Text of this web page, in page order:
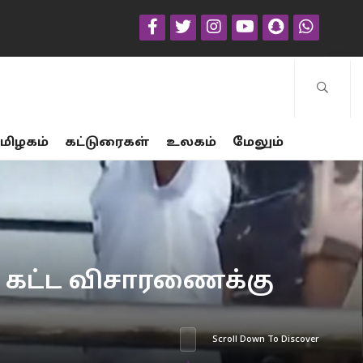
கட்டுரைகள் உலகம் மேலும்
கட்ட விசாரணைக்கு
Scroll Down To Discover